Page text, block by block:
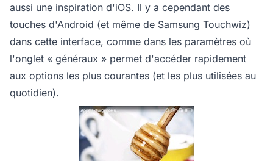
aussi une inspiration d'iOS. Il y a cependant des
touches d'Android (et même de Samsung Touchwiz)
dans cette interface, comme dans les paramètres où
l'onglet « généraux » permet d'accéder rapidement
aux options les plus courantes (et les plus utilisées au
quotidien).